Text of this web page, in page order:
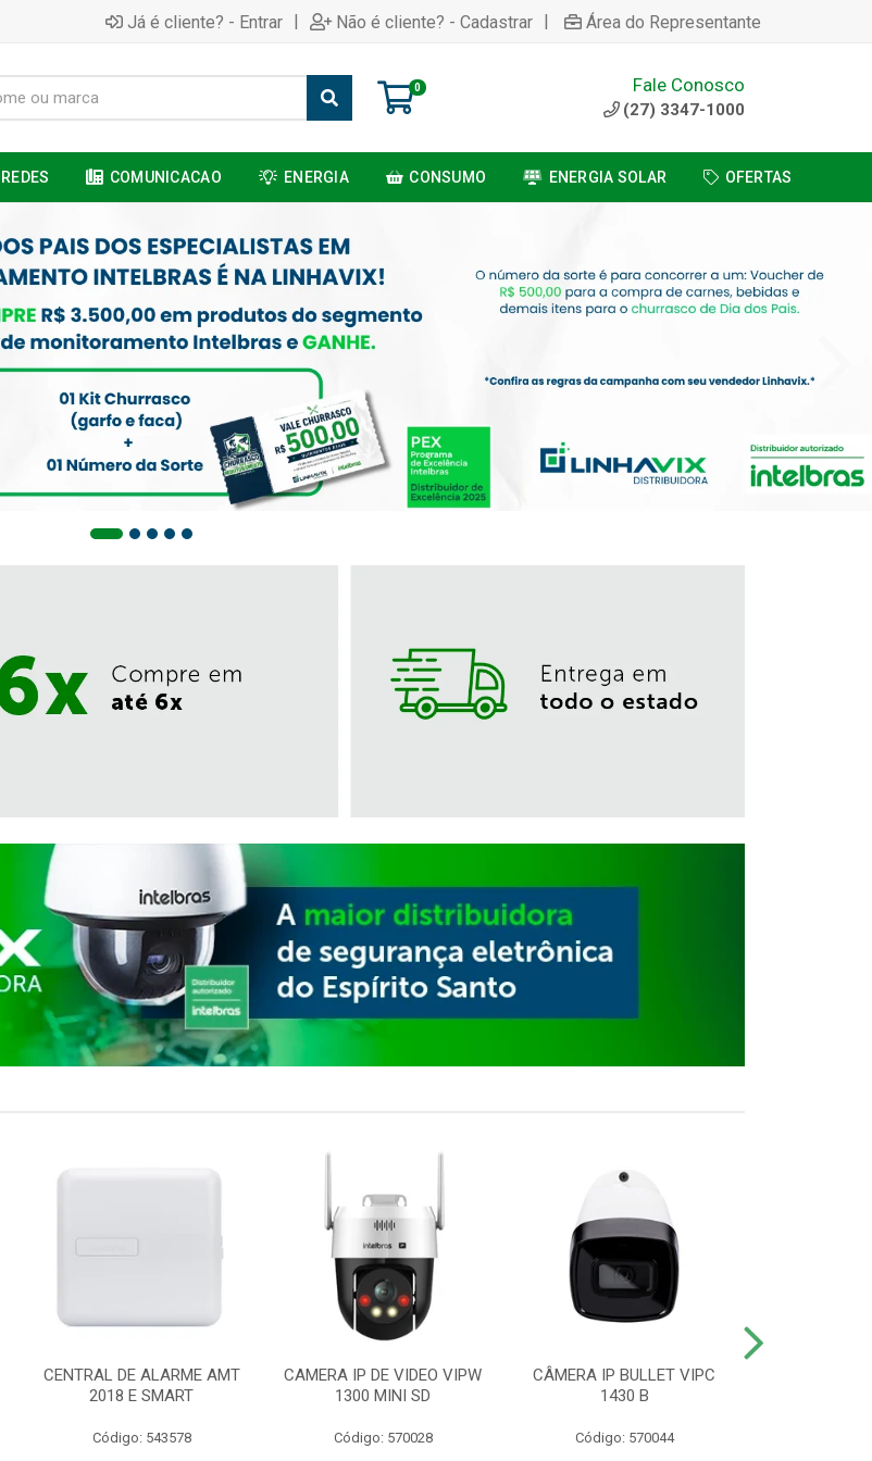
Já é cliente? - Entrar | Não é cliente? - Cadastrar | Área do Representante
0 Fale Conosco
(27) 3347-1000
REDES COMUNICACAO ENERGIA CONSUMO ENERGIA SOLAR OFERTAS
CENTRAL DE ALARME AMT
2018 E SMART
Código: 543578
CAMERA IP DE VIDEO VIPW
1300 MINI SD
Código: 570028
CÂMERA IP BULLET VIPC
1430 B
Código: 570044